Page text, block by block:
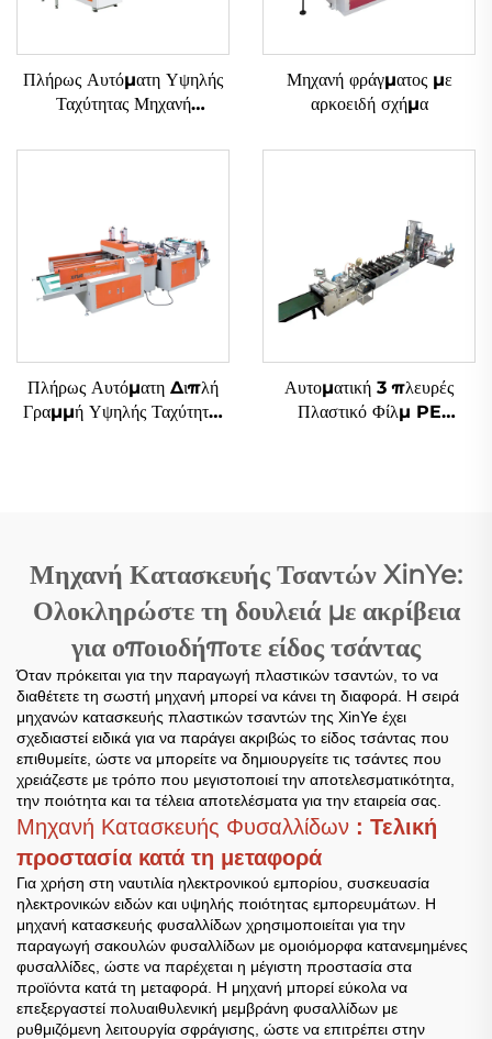
Πλήρως Αυτόματη Υψηλής
Ταχύτητας Μηχανή
Ανάμεσα Καταδύτη
Μηχανή φράγματος με
αρκοειδή σχήμα
Πλήρως Αυτόματη Διπλή
Γραμμή Υψηλής Ταχύτητας
Αυτοματική 3 πλευρές
Πλαστικό Φίλμ PE
Μηχανή Κατασκευής Τσαντών XinYe:
Ολοκληρώστε τη δουλειά με ακρίβεια
για οποιοδήποτε είδος τσάντας
Όταν πρόκειται για την παραγωγή πλαστικών τσαντών, το να
διαθέτετε τη σωστή μηχανή μπορεί να κάνει τη διαφορά. Η σειρά
μηχανών κατασκευής πλαστικών τσαντών της XinYe έχει
σχεδιαστεί ειδικά για να παράγει ακριβώς το είδος τσάντας που
επιθυμείτε, ώστε να μπορείτε να δημιουργείτε τις τσάντες που
χρειάζεστε με τρόπο που μεγιστοποιεί την αποτελεσματικότητα,
την ποιότητα και τα τέλεια αποτελέσματα για την εταιρεία σας.
Μηχανή Κατασκευής Φυσαλλίδων : Τελική
προστασία κατά τη μεταφορά
Για χρήση στη ναυτιλία ηλεκτρονικού εμπορίου, συσκευασία
ηλεκτρονικών ειδών και υψηλής ποιότητας εμπορευμάτων. Η
μηχανή κατασκευής φυσαλλίδων χρησιμοποιείται για την
παραγωγή σακουλών φυσαλλίδων με ομοιόμορφα κατανεμημένες
φυσαλλίδες, ώστε να παρέχεται η μέγιστη προστασία στα
προϊόντα κατά τη μεταφορά. Η μηχανή μπορεί εύκολα να
επεξεργαστεί πολυαιθυλενική μεμβράνη φυσαλλίδων με
ρυθμιζόμενη λειτουργία σφράγισης, ώστε να επιτρέπει στην